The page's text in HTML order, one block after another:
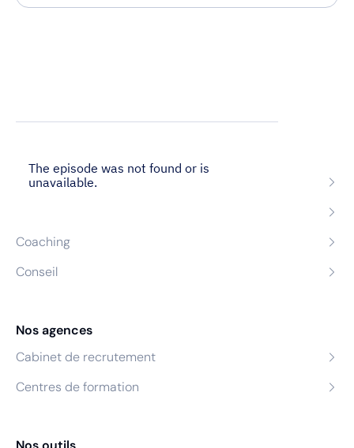
Recrutement
Coaching
Conseil
Nos agences
Cabinet de recrutement
Centres de formation